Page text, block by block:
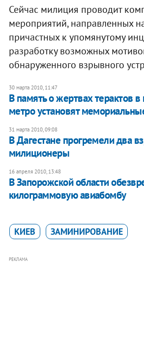
Сейчас милиция проводит
мероприятий, направленных
причастных к упомянутому
разработку возможных
обнаруженного взрывного
30 марта 2010, 11:47
В память о жертвах терактов
метро установят
31 марта 2010, 09:08
В Дагестане прогремели два
милиционеры
16 апреля 2010, 13:48
В Запорожской области
килограммовую авиабомбу
КИЕВ ЗАМИНИРОВАНИЕ
РЕКЛАМА